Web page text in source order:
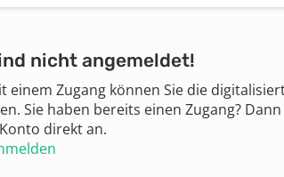
nicht angemeldet!
einem Zugang können Sie die
Sie haben bereits einen Zugang?
direkt an.